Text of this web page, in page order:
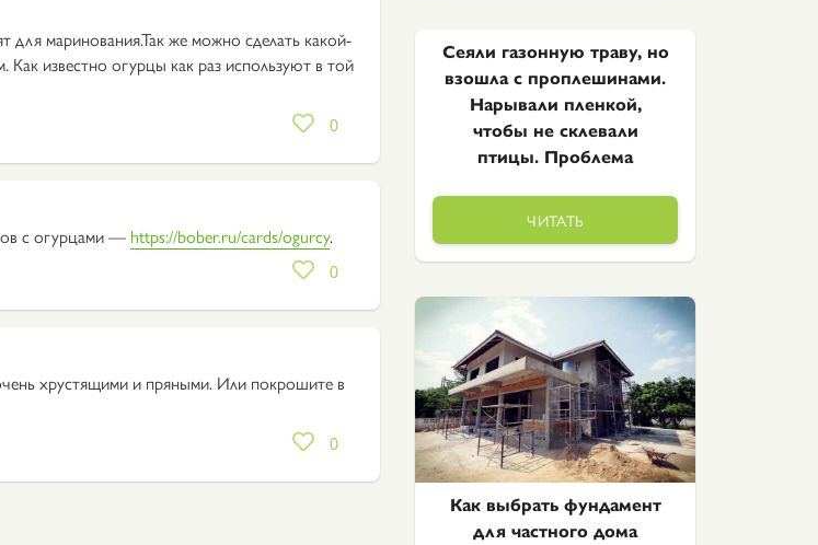
для маринования.Так же можно сделать какой-
Как известно огурцы как раз используют в той
0
с огурцами — https://bober.ru/cards/ogurcy.
0
хрустящими и пряными. Или покрошите в
0
Сеяли газонную траву, но
взошла с проплешинами.
Нарывали пленкой,
чтобы не склевали
птицы. Проблема
ЧИТАТЬ
Как выбрать фундамент
для частного дома